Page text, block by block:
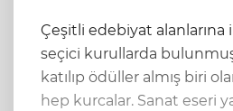
Çeşitli edebiyat alanlarına
seçici kurullarda
katılıp ödüller almış biri
hep kurcalar. Sanat eseri